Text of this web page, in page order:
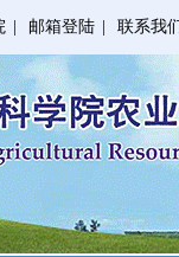
邮箱登陆 联系我